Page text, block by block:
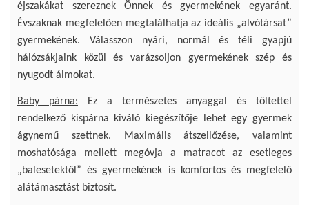
éjszakákat szereznek Önnek és gyermekének egyaránt.
Évszaknak megfelelően megtalálhatja az ideális „alvótársat”
gyermekének. Válasszon nyári, normál és téli gyapjú
hálózsákjaink közül és varázsoljon gyermekének szép és
nyugodt álmokat.
Baby párna: Ez a természetes anyaggal és töltettel
rendelkező kispárna kiváló kiegészítője lehet egy gyermek
ágynemű szettnek. Maximális átszellőzése, valamint
moshatósága mellett megóvja a matracot az esetleges
„balesetektől” és gyermekének is komfortos és megfelelő
alátámasztást biztosít.